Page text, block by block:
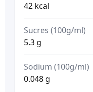
42 kcal
Sucres (100g/ml)
5.3 g
Sodium (100g/ml)
0.048 g